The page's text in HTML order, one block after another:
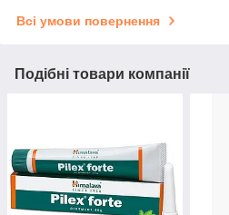
Всі умови повернення
Подібні товари компанії